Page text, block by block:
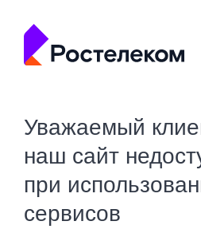
Уважаемый
наш сайт
при
сервисов